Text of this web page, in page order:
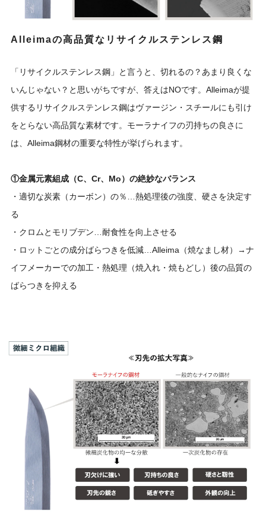
Alleimaの高品質なリサイクルステンレス鋼
「リサイクルステンレス鋼」と言うと、切れるの？あまり良くな
いんじゃない？と思いがちですが、答えはNOです。Alleimaが提
供するリサイクルステンレス鋼はヴァージン・スチールにも引け
をとらない高品質な素材です。モーラナイフの刃持ちの良さに
は、Alleima鋼材の重要な特性が挙げられます。
①金属元素組成（C、Cr、Mo）の絶妙なバランス
・適切な炭素（カーボン）の％…熱処理後の強度、硬さを決定す
る
・クロムとモリブデン…耐食性を向上させる
・ロットごとの成分ばらつきを低減…Alleima（焼なまし材）→ナ
イフメーカーでの加工・熱処理（焼入れ・焼もどし）後の品質の
ばらつきを抑える